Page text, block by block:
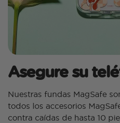
Asegure su
Nuestras fundas MagSafe
todos los accesorios
contra caídas de hasta 10